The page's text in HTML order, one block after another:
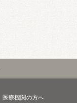
医療機関の方へ